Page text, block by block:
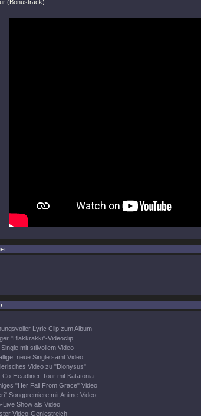
(Bonustrack)
Lyric Clip zum Album
"Blakkrakki"-Videoclip
Single mit stilvollem Video
neue Single samt Video
Video zu "Dionysus"
Co-Headliner-Tour mit Katatonia
"Her Fall From Grace" Video
Songpremiere mit Anime-Video
Live Show als Video
Video-Geniestreich